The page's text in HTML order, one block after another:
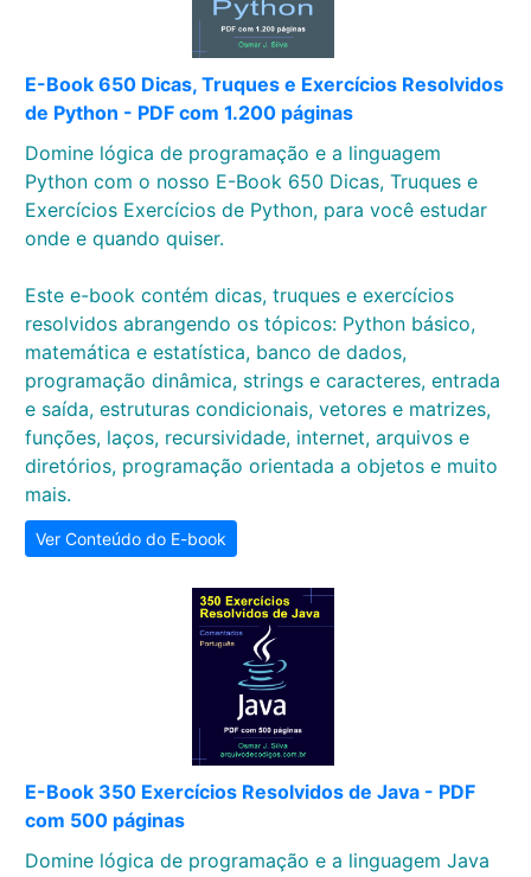
E-Book 650 Dicas, Truques e Exercícios Resolvidos
de Python - PDF com 1.200 páginas
Domine lógica de programação e a linguagem
Python com o nosso E-Book 650 Dicas, Truques e
Exercícios Exercícios de Python, para você estudar
onde e quando quiser.
Este e-book contém dicas, truques e exercícios
resolvidos abrangendo os tópicos: Python básico,
matemática e estatística, banco de dados,
programação dinâmica, strings e caracteres, entrada
e saída, estruturas condicionais, vetores e matrizes,
funções, laços, recursividade, internet, arquivos e
diretórios, programação orientada a objetos e muito
mais.
Ver Conteúdo do E-book
E-Book 350 Exercícios Resolvidos de Java - PDF
com 500 páginas
Domine lógica de programação e a linguagem Java